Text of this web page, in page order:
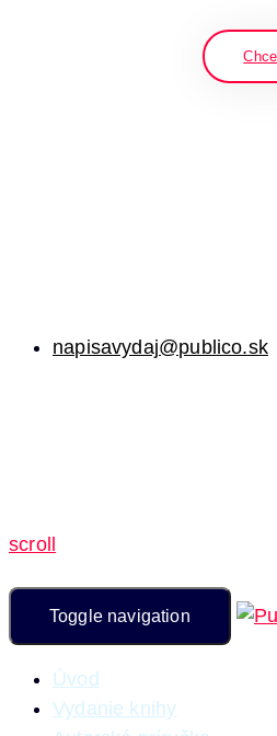
napisavydaj@publico.sk
scroll
Toggle navigation
Úvod
Vydanie knihy